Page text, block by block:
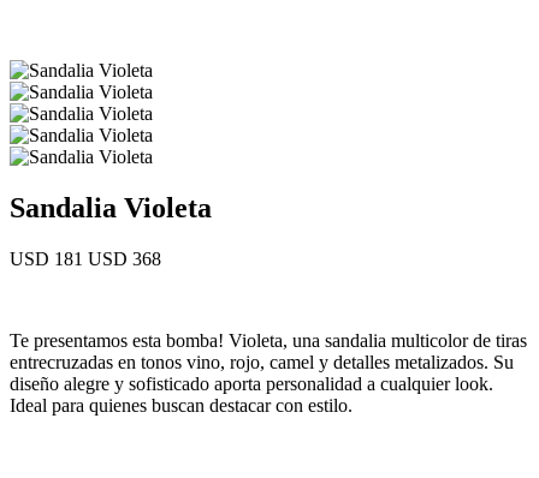
Sandalia Violeta
USD 181 USD 368
Te presentamos esta bomba! Violeta, una sandalia multicolor de tiras
entrecruzadas en tonos vino, rojo, camel y detalles metalizados. Su
diseño alegre y sofisticado aporta personalidad a cualquier look.
Ideal para quienes buscan destacar con estilo.